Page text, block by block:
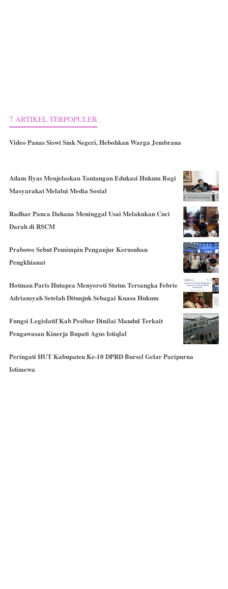
7 ARTIKEL TERPOPULER
Video Panas Siswi Smk Negeri, Hebohkan Warga Jembrana
Adam Ilyas Menjelaskan Tantangan Edukasi Hukum Bagi
Masyarakat Melalui Media Sosial
Radhar Panca Dahana Meninggal Usai Melakukan Cuci
Darah di RSCM
Prabowo Sebut Pemimpin Penganjur Kerusuhan
Pengkhianat
Hotman Paris Hutapea Menyoroti Status Tersangka Febrie
Adriansyah Setelah Ditunjuk Sebagai Kuasa Hukum
Fungsi Legislatif Kab Pesibar Dinilai Mandul Terkait
Pengawasan Kinerja Bupati Agus Istiqlal
Peringati HUT Kabupaten Ke-10 DPRD Bursel Gelar Paripurna
Istimewa